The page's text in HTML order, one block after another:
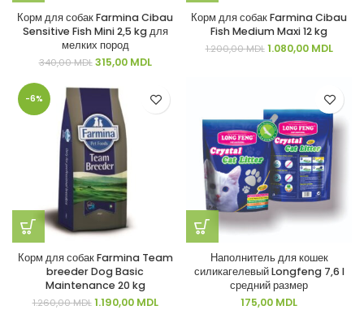
Корм для собак Farmina Cibau
Sensitive Fish Mini 2,5 kg для
мелких пород
340,00MDL Первоначальная
составляла
340,00 MDL.
315,00 MDLТекущая
Корм для собак Farmina Cibau
Fish Medium Maxi 12 kg
1.200,00MDL Первоначальная
1.080,00 MDL
-6%
Корм для собак Farmina Team
breeder Dog Basic
Maintenance 20 kg
1.260,00MDL Первоначальная
1.190,00 MDLТекущая
Наполнитель для кошек
силикагелевый Longfeng 7,6 l
средний размер
175,00 MDL